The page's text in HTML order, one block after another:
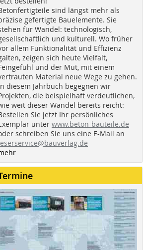
sind längst mehr als
gefertigte Bauelemente. Sie
für Wandel: technologisch,
und kulturell. Wo früher
allem Funktionalität und Effizienz
zeigen sich heute Vielfalt,
und der Mut, mit einem
Material neue Wege zu gehen.
diesem Jahrbuch begegnen wir
die beispielhaft verdeutlichen,
weit dieser Wandel bereits reicht:
Sie jetzt Ihr persönliches
unter www.beton-bauteile.de
schreiben Sie uns eine E-Mail an